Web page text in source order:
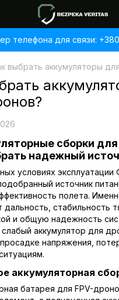
телефона для связи:
выбрать аккумуляторы
сборки для
надежный
условиях эксплуатации
источник
полета.
стабильность
и общую надежность
аккумулятор для
напряжения,
аккумуляторная
батарея для FPV-